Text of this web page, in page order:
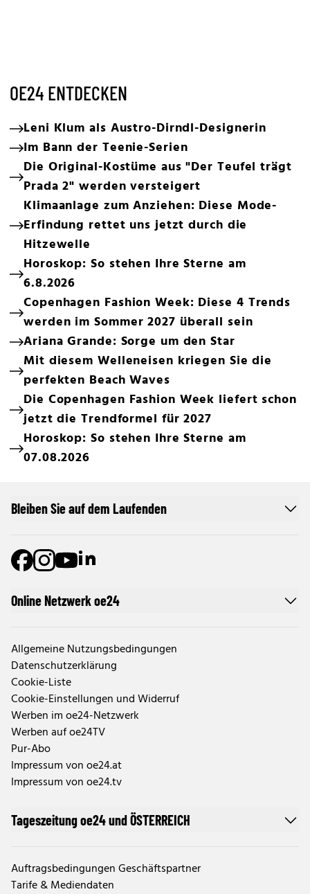
OE24 ENTDECKEN
Leni Klum als Austro-Dirndl-Designerin
Im Bann der Teenie-Serien
Die Original-Kostüme aus "Der Teufel trägt
Prada 2" werden versteigert
Klimaanlage zum Anziehen: Diese Mode-
Erfindung rettet uns jetzt durch die
Hitzewelle
Horoskop: So stehen Ihre Sterne am
6.8.2026
Copenhagen Fashion Week: Diese 4 Trends
werden im Sommer 2027 überall sein
Ariana Grande: Sorge um den Star
Mit diesem Welleneisen kriegen Sie die
perfekten Beach Waves
Die Copenhagen Fashion Week liefert schon
jetzt die Trendformel für 2027
Horoskop: So stehen Ihre Sterne am
07.08.2026
Online Netzwerk oe24
Allgemeine Nutzungsbedingungen
Datenschutzerklärung
Cookie-Liste
Cookie-Einstellungen und Widerruf
Werben im oe24-Netzwerk
Werben auf oe24TV
Pur-Abo
Impressum von oe24.at
Impressum von oe24.tv
Tageszeitung oe24 und ÖSTERREICH
Auftragsbedingungen Geschäftspartner
Tarife & Mediendaten
Bleiben Sie auf dem Laufenden